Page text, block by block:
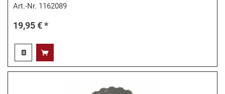
Art.-Nr. 1162089
19,95 € *